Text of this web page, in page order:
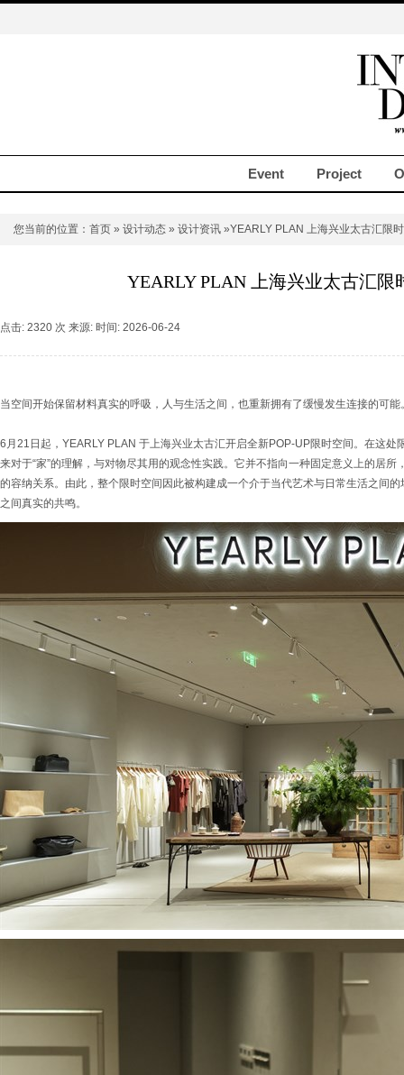
Event Project
您当前的位置： 首页 » 设计动态 » 设计资讯 »YEARLY PLAN 上海兴业太古汇限
YEARLY PLAN 上海兴业太古汇限
点击: 2320 次 来源: 时间: 2026-06-24
当空间开始保留材料真实的呼吸，人与生活之间，也重新拥有了缓慢发生连接的可能
6月21日起，YEARLY PLAN 于上海兴业太古汇开启全新POP-UP限时空间。在这处
来对于“家”的理解，与对物尽其用的观念性实践。它并不指向一种固定意义上的居
的容纳关系。由此，整个限时空间因此被构建成一个介于当代艺术与日常生活之间
之间真实的共鸣。